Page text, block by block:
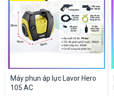
Máy phun áp lực Lavor Hero
105 AC